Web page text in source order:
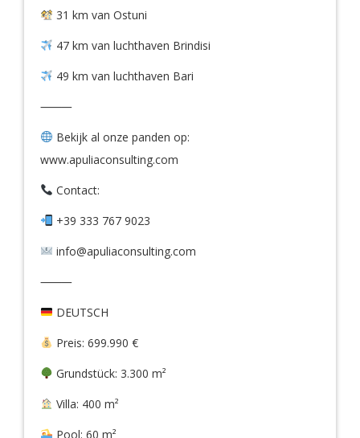
31 km van Ostuni
47 km van luchthaven Brindisi
49 km van luchthaven Bari
⸻
Bekijk al onze panden op:
www.apuliaconsulting.com
Contact:
+39 333 767 9023
info@apuliaconsulting.com
⸻
DEUTSCH
Preis: 699.990 €
Grundstück: 3.300 m²
Villa: 400 m²
Pool: 60 m²